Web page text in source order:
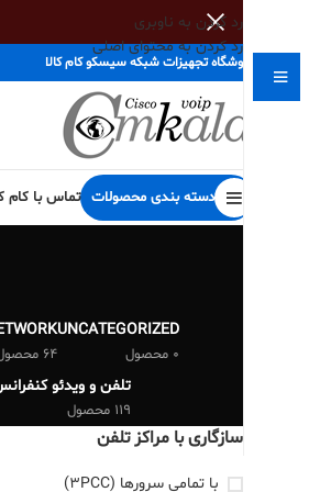
رد کردن به ناوبری
رد کردن به محتوای اصلی
فروشگاه تجهیزات شبکه سیسکو کام کالا
دسته بندی محصولات تماس با کام
UNCATEGORIZED
0 محصول 64 محصول
تلفن و ویدئو
119 محصول
سازگاری با مراکز تلفن
با تمامی سرورها (3PCC)